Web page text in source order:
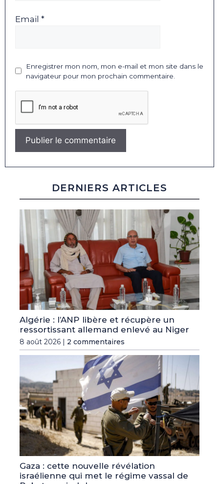
Email *
Enregistrer mon nom, mon e-mail et mon site dans le
navigateur pour mon prochain commentaire.
DERNIERS ARTICLES
Algérie : l’ANP libère et récupère un
ressortissant allemand enlevé au Niger
8 août 2026 | 2 commentaires
Gaza : cette nouvelle révélation
israélienne qui met le régime vassal de